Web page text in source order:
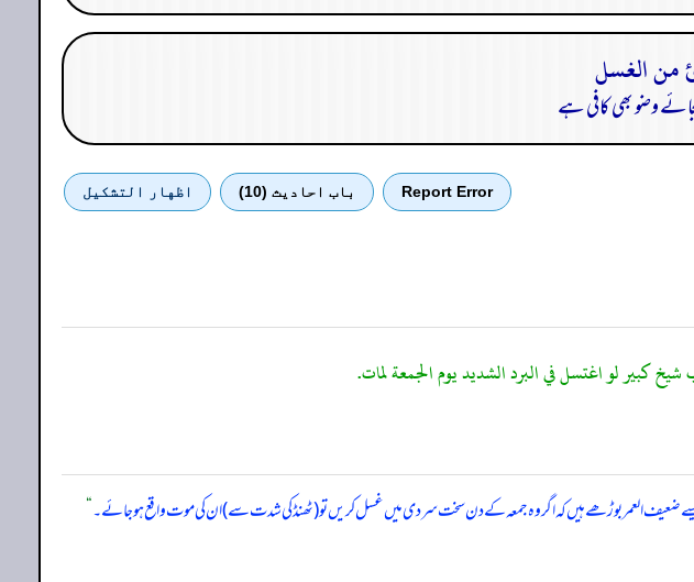
وضو بھی کافی ہے
Report Error باب احادیث (10) اظهار التشكيل
ضعیف العمر بوڑھے ہیں کہ اگر وہ جمعہ کے دن سخت سردی میں غسل کریں تو (ٹھنڈ کی شدت سے) ان کی موت واقع ہو جائے۔“